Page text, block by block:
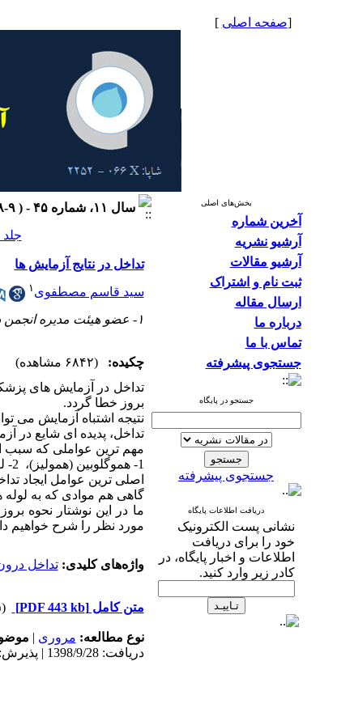
[صفحه اصلی ]
بخش‌های اصلی
آخرین شماره
آرشیو نشریه
آرشیو مقالات
ثبت نام و اشتراک
ارسال مقاله
درباره ما
تماس با ما
جستجوی پیشرفته
جستجو در پایگاه
جستجوی پیشرفته
دریافت اطلاعات پایگاه
نشانی پست الکترونیک
خود را برای دریافت
اطلاعات و اخبار پایگاه، در
کادر زیر وارد کنید.
سال ۱۱، شماره ۴۵ - ( ۹-۱۳۹۸ )
جلد ۱۱ شماره ۴۵ صفحات ۱۶-۱۱
تداخل در نتایج آزمایش ها
سید قاسم مصطفوی ۱
۱- عضو هیئت مدیره انجمن دکترای علوم آزمایشگاهی تشخیص طبی ایران
چکیده:
(۶۸۴۲ مشاهده)
تداخل در آزمایش های
بروز خطا گردد.
نتیجه اشتباه آزمایش می
تداخل، پدیده ای شایع در
مهم ترین عواملی که سبب
1- هموگلوبین (همولیز)، 2- لیپید (لیپمی)، 3- بیلی روبین (ایکتریک) و 4- پارا پروتئین ها
اصلی ترین عوامل ایجاد
گاهی هم موادی که به
ما در این نوشتار نحوه
مورد نظر را شرح خواهیم
واژه‌های کلیدی:تداخل درون
متن کامل[PDF 443 kb] (۳۷۱۴۵ دریافت)
نوع مطالعه: مروری |
دریافت: 1398/9/28 | پذیرش: 1398/9/28 | انتشار: 1398/9/28